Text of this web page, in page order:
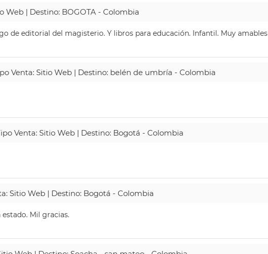
Web | Destino: BOGOTA - Colombia
de editorial del magisterio. Y libros para educación. Infantil. Muy amables
Venta: Sitio Web | Destino: belén de umbría - Colombia
Venta: Sitio Web | Destino: Bogotá - Colombia
Sitio Web | Destino: Bogotá - Colombia
Mil gracias.